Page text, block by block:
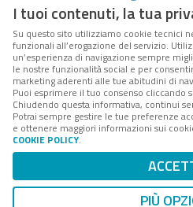
Forumpa.itè una
presso Registro della
Reg. n. 182 del 2 maggio
FPA s.r.l. è società
Coordinamento da parte di
è un'azienda certificata per
Codice Fiscale/Partita IVA n.
n. 1249791.
Mappa
I tuoi contenuti, la tua
Su questo sito utilizziamo cookie tecnici
funzionali all’erogazione del servizio.
un’esperienza di navigazione sempre
le nostre funzionalità social e per
marketing aderenti alle tue abitudini di
Puoi esprimere il tuo consenso cliccando
Chiudendo questa informativa, continui
Potrai sempre gestire le tue preferenze
e ottenere maggiori informazioni sui
COOKIE POLICY.
PIÙ